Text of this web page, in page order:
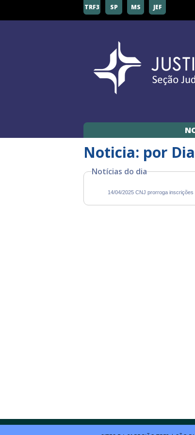
TRF3 SP MS JEF
Noticia: por Dia
Notícias do dia
14/04/2025 CNJ prorroga